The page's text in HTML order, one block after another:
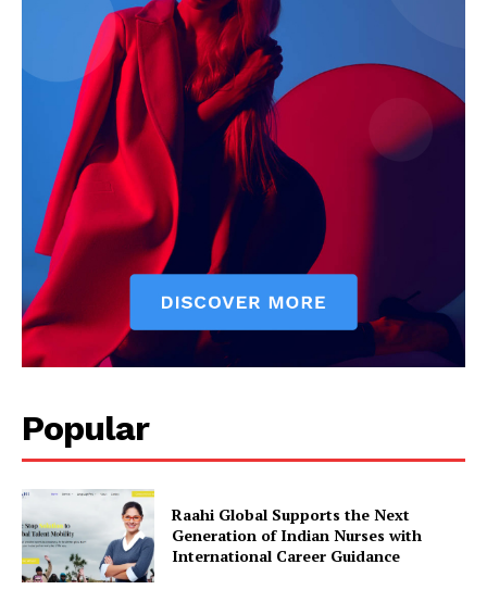
Popular
Raahi Global Supports the Next
Generation of Indian Nurses with
International Career Guidance